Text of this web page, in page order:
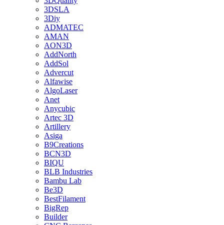
3DSLA
3Diy
ADMATEC
AMAN
AON3D
AddNorth
AddSol
Advercut
Alfawise
AlgoLaser
Anet
Anycubic
Artec 3D
Artillery
Asiga
B9Creations
BCN3D
BIQU
BLB Industries
Bambu Lab
Be3D
BestFilament
BigRep
Builder